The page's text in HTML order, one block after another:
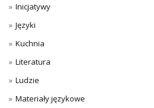
Inicjatywy
Języki
Kuchnia
Literatura
Ludzie
Materiały językowe